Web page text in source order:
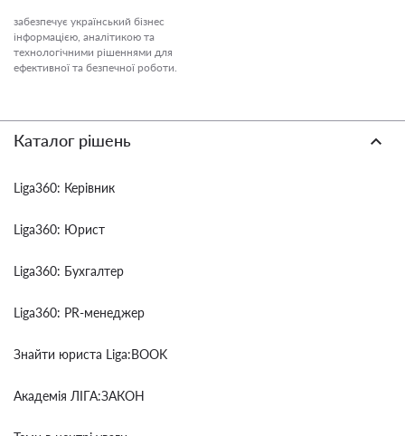
забезпечує український бізнес
інформацією, аналітикою та
технологічними рішеннями для
ефективної та безпечної роботи.
Каталог рішень
Liga360: Керівник
Liga360: Юрист
Liga360: Бухгалтер
Liga360: PR-менеджер
Знайти юриста Liga:BOOK
Академія ЛІГА:ЗАКОН